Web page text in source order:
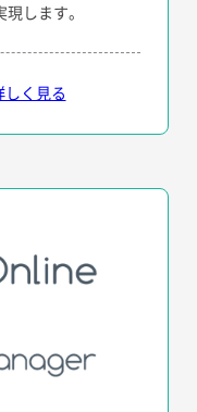
します。
しく見る